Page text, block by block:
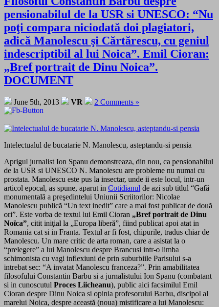
pensionabilul de la USR si UNESCO: “Nu
poţi compara niciodată doi plagiatori,
adică Manolescu şi Cărtărescu, cu geniul
indescriptibil al lui Noica”. Emil Cioran:
„Bref portrait de Dinu Noica”.
DOCUMENT
June 5th, 2013 VR 2 Comments »
Intelectualul de bucatarie N. Manolescu, asteptandu-si pensia
Aprigul jurnalist Ion Spanu demonstreaza, din nou, ca pensionabilul
de la USR si UNESCO N. Manolescu are probleme nu numai cu
prostata. Manolescu este pus la insectar, unde ii este locul, intr-un
articol epocal, as spune, aparut in Cotidianul de azi sub titlul “Gafă
monumentală a preşedintelui Uniunii Scriitorilor: Nicolae
Manolescu publică “Un text inedit” care a mai fost publicat de două
ori”. Este vorba de textul lui Emil Cioran „Bref portrait de Dinu
Noïca”, citit iniţial la „Europa liberă”, fiind publicat apoi atat in
Romania cat si in Franta. Textul ar fi fost, chipurile, tradus chiar de
Manolescu. Un mare critic de arta roman, care a asistat la o
“prelegere” a lui Manolescu despre Brancusi intr-o limba
schimonista cu vagi inflexiuni de prin suburbiile Parisului s-a
intrebat sec: “A invatat Manolescu franceza?”. Prin amabilitatea
filosofului Constantin Barbu si a jurnalistului Ion Spanu (combatant
si in cunoscutul Proces Liicheanu), public aici facsimilul Emil
Cioran despre Dinu Noica si opinia profesorului Barbu, discipol al
marelui Noica, despre această (noua) mistificare a lui Manolescu: